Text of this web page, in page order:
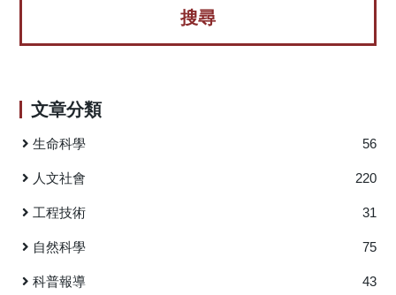
水量提升，使颱風次環流更加活躍，進而強化低層水氣輻
合，促發更劇烈的降水反應。 2004年7月1日敏督利颱
風於晚間登陸花蓮，次日上午由新北市淡水河出口附近出
流、人員死傷、停電、停水及鐵公路交通受阻，造成數十億
2009年8月7日莫拉克颱風於父親節前夕登陸臺灣，侵臺
期間為臺灣各地帶來刷新記錄的連續超大豪雨。以阿里山氣
量多達2859毫米，遠高於臺灣長期氣候平均年雨量值2200毫
米。連續多日的豪雨在中南部與東部地區引發嚴重水患，造
成鐵、公路多處路基流失而致交通中斷，多處地區發生堤防
損毀、山崩、嚴重土石流等複合式災害。諸多災區中，又以
文章分類
生命科學 56
人文社會 220
工程技術 31
自然科學 75
科普報導 43